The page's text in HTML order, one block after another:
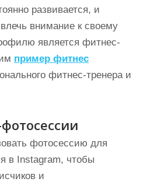
развивается, и
внимание к своему
является фитнес-
пример фитнес
фитнес-тренера и
фотосессию для
в Instagram, чтобы
и